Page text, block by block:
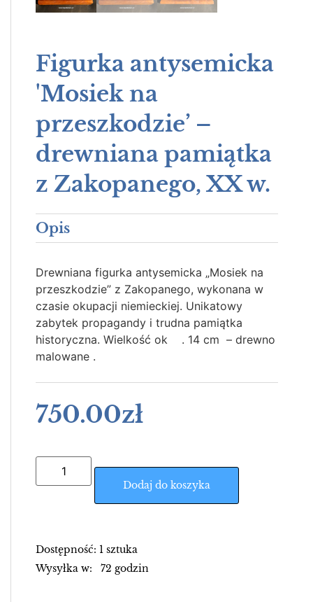
Figurka antysemicka
'Mosiek na
przeszkodzie’ –
drewniana pamiątka
z Zakopanego, XX w.
Opis
Drewniana figurka antysemicka „Mosiek na
przeszkodzie” z Zakopanego, wykonana w
czasie okupacji niemieckiej. Unikatowy
zabytek propagandy i trudna pamiątka
historyczna. Wielkość ok . 14 cm – drewno
malowane .
750.00zł
Dodaj do koszyka
Dostępność: 1 sztuka
Wysyłka w: 72 godzin